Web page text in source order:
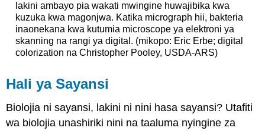
lakini ambayo pia wakati mwingine huwajibika kwa
kuzuka kwa magonjwa. Katika micrograph hii, bakteria
inaonekana kwa kutumia microscope ya elektroni ya
skanning na rangi ya digital. (mikopo: Eric Erbe; digital
colorization na Christopher Pooley, USDA-ARS)
Hali ya Sayansi
Biolojia ni sayansi, lakini ni nini hasa sayansi? Utafiti
wa biolojia unashiriki nini na taaluma nyingine za